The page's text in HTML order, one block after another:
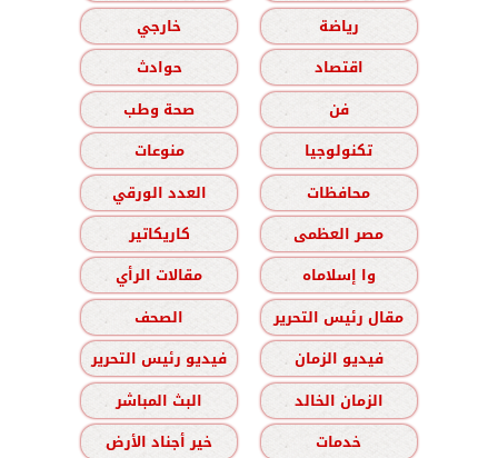
رياضة
خارجي
اقتصاد
حوادث
فن
صحة وطب
تكنولوجيا
منوعات
محافظات
العدد الورقي
مصر العظمى
كاريكاتير
وا إسلاماه
مقالات الرأي
مقال رئيس التحرير
الصحف
فيديو الزمان
فيديو رئيس التحرير
الزمان الخالد
البث المباشر
خدمات
خير أجناد الأرض